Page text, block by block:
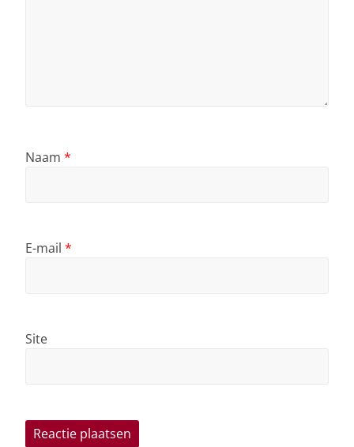
Naam *
E-mail *
Site